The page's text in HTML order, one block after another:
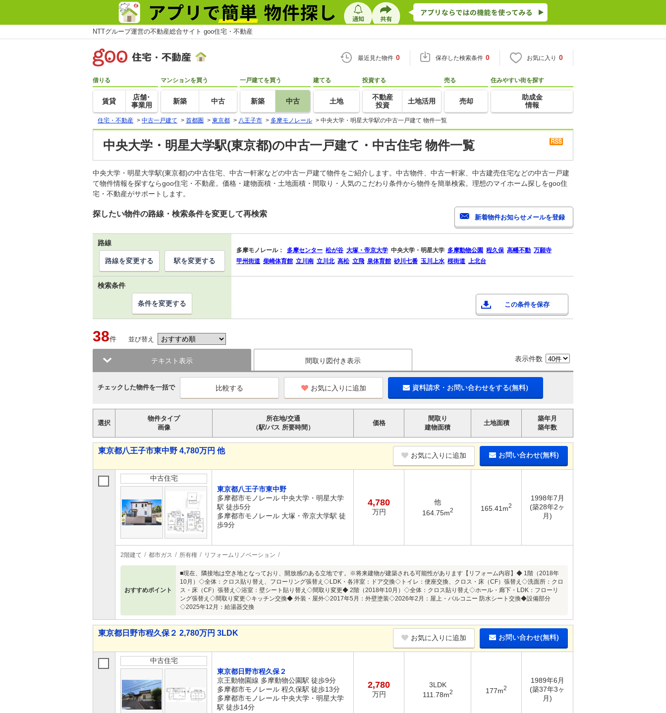
NTTグループ運営の不動産総合サイト goo住宅・不動産
最近見た物件 0 保存した検索条件 0 お気に入り 0
借りる
賃貸
店舗･
事業用
マンションを買う
新築 中古
一戸建てを買う
新築 中古
建てる
土地
投資する
不動産
投資
土地活用
売る
売却
住みやすい街を探す
助成金
情報
住宅・不動産 > 中古一戸建て > 首都圏 > 東京都 > 八王子市 > 多摩モノレール > 中央大学・明星大学駅の中古一戸建て 物件一覧
中央大学・明星大学駅(東京都)の中古一戸建て・中古住宅 物件一覧
中央大学・明星大学駅(東京都)の中古住宅、中古一軒家などの中古一戸建て物件をご紹介します。中古物件、中古一軒家、中古建売住宅などの中古一戸建
て物件情報を探すならgoo住宅・不動産。価格・建物面積・土地面積・間取り・人気のこだわり条件から物件を簡単検索。理想のマイホーム探しをgoo住
宅・不動産がサポートします。
探したい物件の路線・検索条件を変更して再検索
路線
多摩モノレール： 多摩センター 松が谷 大塚・帝京大学 中央大学・明星大学 多摩動物公園 程久保 高幡不動 万願寺
甲州街道 柴崎体育館 立川南 立川北 高松 立飛 泉体育館 砂川七番 玉川上水 桜街道 上北台
路線を変更する 駅を変更する
検索条件
この条件を保存
条件を変更する
38件 並び替え
テキスト表示 間取り図付き表示 表示件数
チェックした物件を一括で お気に入りに追加 資料請求・お問い合わせをする(無料)
選択
物件タイプ
画像
所在地/交通
（駅/バス 所要時間）
価格
間取り
建物面積
土地面積
築年月
築年数
東京都八王子市東中野 4,780万円 他
お気に入りに追加 お問い合わせ(無料)
中古住宅
東京都八王子市東中野
多摩都市モノレール 中央大学・明星大学
駅 徒歩5分
多摩都市モノレール 大塚・帝京大学駅 徒
歩9分
4,780
万円
他
164.75m2 165.41m2
1998年7月
(築28年2ヶ
月)
2階建て 都市ガス 所有権 リフォームリノベーション
おすすめポイント
■現在、隣接地は空き地となっており、開放感のある立地です。※将来建物が建築される可能性があります【リフォーム内容】◆ 1階（2018年
10月）◇全体：クロス貼り替え、フローリング張替え◇LDK・各洋室：ドア交換◇トイレ：便座交換、クロス・床（CF）張替え◇洗面所：クロ
ス・床（CF）張替え◇浴室：壁シート貼り替え◇間取り変更◆ 2階（2018年10月）◇全体：クロス貼り替え◇ホール・廊下・LDK：フローリ
ング張替え◇間取り変更◇キッチン交換◆ 外装・屋外◇2017年5月：外壁塗装◇2026年2月：屋上・バルコニー 防水シート交換◆設備部分
◇2025年12月：給湯器交換
東京都日野市程久保２ 2,780万円 3LDK
お気に入りに追加 お問い合わせ(無料)
中古住宅
東京都日野市程久保２
京王動物園線 多摩動物公園駅 徒歩9分
多摩都市モノレール 程久保駅 徒歩13分
多摩都市モノレール 中央大学・明星大学
駅 徒歩14分
2,780
万円
3LDK
111.78m2 177m2
1989年6月
(築37年3ヶ
月)